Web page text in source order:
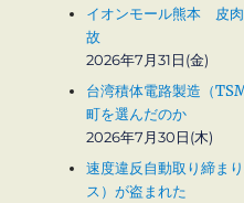
イオンモール熊本 皮
故
2026年7月31日(金)
台湾積体電路製造（
町を選んだのか
2026年7月30日(木)
速度違反自動取り締ま
ス）が盗まれた